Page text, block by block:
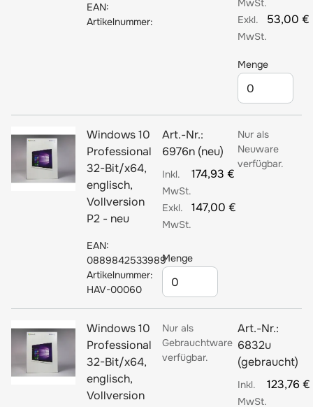
EAN:
Artikelnummer:
53,00 €
Menge
Windows 10
Professional
32-Bit/x64,
englisch,
Vollversion
P2 - neu
EAN:
0889842533989
Artikelnummer:
HAV-00060
Art.-Nr.:
6976n (neu)
174,93 €
147,00 €
Menge
Nur als
Neuware
verfügbar.
Windows 10
Professional
32-Bit/x64,
englisch,
Vollversion
Nur als
Gebrauchtware
verfügbar.
Art.-Nr.:
6832u
(gebraucht)
123,76 €